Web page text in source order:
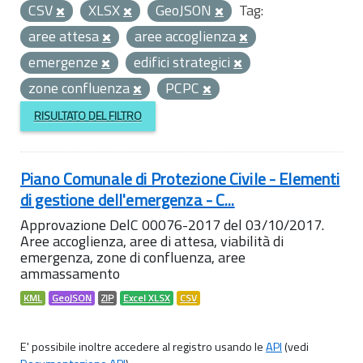
CSV
XLSX GeoJSON
Tag:
aree attesa
aree accoglienza
emergenze
edifici strategici
zone confluenza
PCPC
RISULTATO DEL FILTRO
Piano Comunale di Protezione Civile - Elementi
di gestione dell'emergenza - C...
Approvazione DelC 00076-2017 del 03/10/2017.
Aree accoglienza, aree di attesa, viabilità di
emergenza, zone di confluenza, aree
ammassamento
KML GeoJSON ZIP Excel XLSX CSV
E' possibile inoltre accedere al registro usando leAPI(vedi